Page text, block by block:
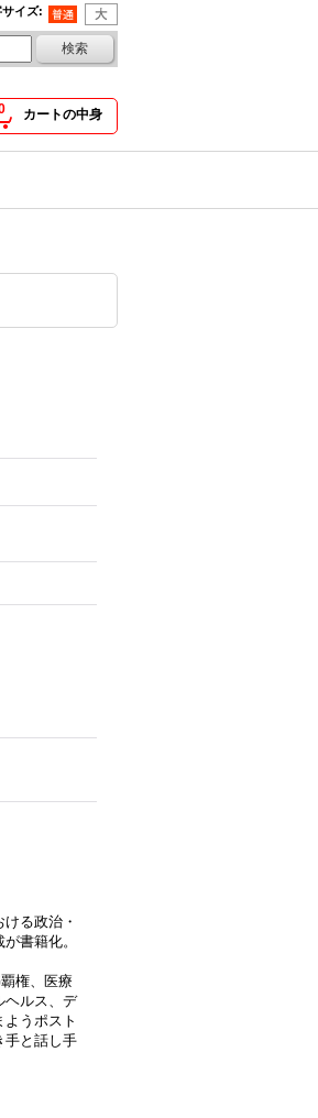
サイズ:
カートの中身
る政治・
書籍化。
権、医療
ヘルス、デ
うポスト
手と話し手